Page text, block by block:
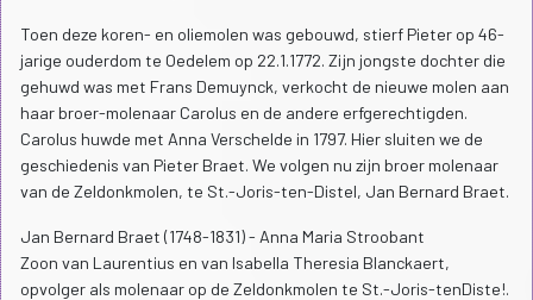
Toen deze koren- en oliemolen was gebouwd, stierf Pieter op 46-
jarige ouderdom te Oedelem op 22.1.1772. Zijn jongste dochter die
gehuwd was met Frans Demuynck, verkocht de nieuwe molen aan
haar broer-molenaar Carolus en de andere erfgerechtigden.
Carolus huwde met Anna Verschelde in 1797. Hier sluiten we de
geschiedenis van Pieter Braet. We volgen nu zijn broer molenaar
van de Zeldonkmolen, te St.-Joris-ten-Distel, Jan Bernard Braet.
Jan Bernard Braet (1748-1831) - Anna Maria Stroobant
Zoon van Laurentius en van Isabella Theresia Blanckaert,
opvolger als molenaar op de Zeldonkmolen te St.-Joris-tenDiste!.